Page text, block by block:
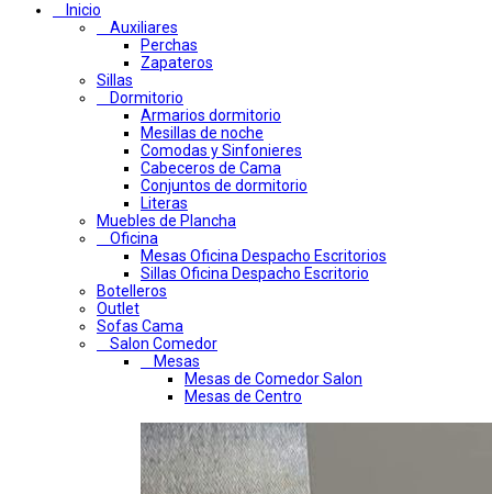
Inicio
Auxiliares
Perchas
Zapateros
Sillas
Dormitorio
Armarios dormitorio
Mesillas de noche
Comodas y Sinfonieres
Cabeceros de Cama
Conjuntos de dormitorio
Literas
Muebles de Plancha
Oficina
Mesas Oficina Despacho Escritorios
Sillas Oficina Despacho Escritorio
Botelleros
Outlet
Sofas Cama
Salon Comedor
Mesas
Mesas de Comedor Salon
Mesas de Centro